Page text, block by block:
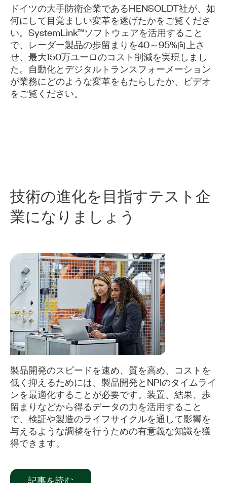
ドイツの大手防衛企業であるHENSOLDT社が、如
何にして目覚ましい変革を遂げたかをご覧くださ
い。SystemLink™ソフトウェアを活用すること
で、レーダー製品の歩留まりを40～95%向上さ
せ、最大150万ユーロのコスト削減を実現しまし
た。自動化とデジタルトランスフォーメーション
が業務にどのような変革をもたらしたか、ビデオ
をご覧ください。
​技術の進化を 目指すテスト 企
業になり ま しょう
​製品開発のスピードを速め、質を高め、コストを
低く抑えるためには、製品開発とNPIのタイムライ
ンを最適化することが必要です。装置、結果、歩
留まりなどから得るデータの力を活用すること
で、検証や製造のライフサイクルを通して影響を
与えるような調整を行うための有意義な知識を獲
得できます。
記事を読む